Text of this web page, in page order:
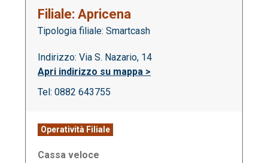
Filiale: Apricena
Tipologia filiale: Smartcash
Indirizzo: Via S. Nazario, 14
Apri indirizzo su mappa >
Tel: 0882 643755
Operatività Filiale
Cassa veloce